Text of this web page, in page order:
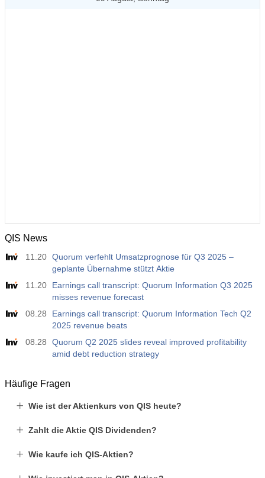
QIS News
11.20 Quorum verfehlt Umsatzprognose für Q3 2025 –
geplante Übernahme stützt Aktie
11.20
Earnings call transcript: Quorum Information Q3 2025
misses revenue forecast
08.28
Earnings call transcript: Quorum Information Tech Q2
2025 revenue beats
08.28
Quorum Q2 2025 slides reveal improved profitability
amid debt reduction strategy
Häufige Fragen
Wie ist der Aktienkurs von QIS heute?
Zahlt die Aktie QIS Dividenden?
Wie kaufe ich QIS-Aktien?